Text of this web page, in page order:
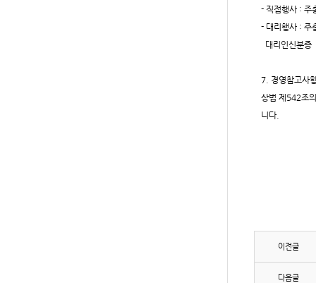
- 직접행사 : 주
- 대리행사 : 주
대리인신분증
7. 경영참고사
상법 제 542조의
니다
이전글
다음글